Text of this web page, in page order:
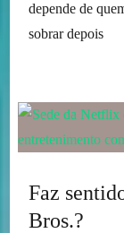
depende de
sobrar depois
Faz
Bros.?